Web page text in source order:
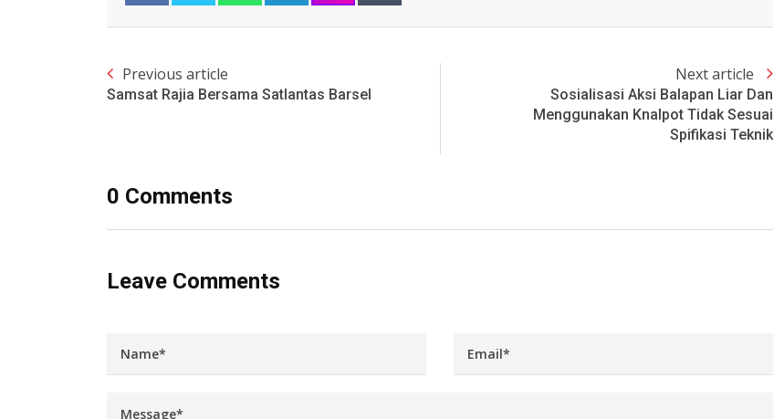
Previous article
Samsat Rajia Bersama Satlantas Barsel
Next article
Sosialisasi Aksi Balapan Liar Dan
Menggunakan Knalpot Tidak Sesuai
Spifikasi Teknik
0 Comments
Leave Comments